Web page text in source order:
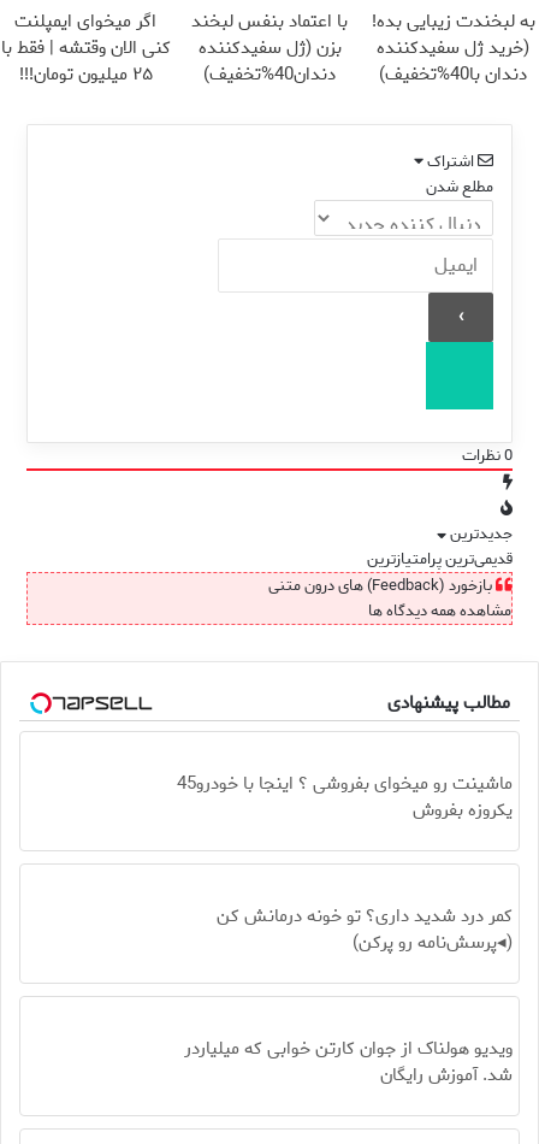
به لبخندت زیبایی بده!
(خرید ژل سفیدکننده
دندان با40%تخفیف)
با اعتماد بنفس لبخند
بزن (ژل سفیدکننده
دندان40%تخفیف)
اگر میخوای ایمپلنت
کنی الان وقتشه | فقط با
۲۵ میلیون تومان!!!
اشتراک
مطلع شدن
0نظرات
جدیدترین
قدیمی‌ترینپرامتیازترین
بازخورد (Feedback) های درون متنی
مشاهده همه دیدگاه ها
مطالب پیشنهادی
ماشینت رو میخوای بفروشی ؟ اینجا با خودرو45
یکروزه بفروش
کمر درد شدید داری؟ تو خونه درمانش کن
(◂پرسش‌نامه رو پرکن)
ویدیو هولناک از جوان کارتن خوابی که میلیاردر
شد. آموزش رایگان